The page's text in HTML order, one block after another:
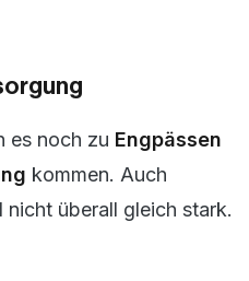
es noch zu Engpässen
kommen. Auch
überall gleich stark.